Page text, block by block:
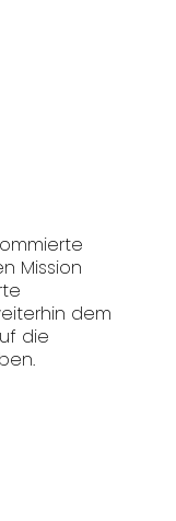
Mission
dem
die